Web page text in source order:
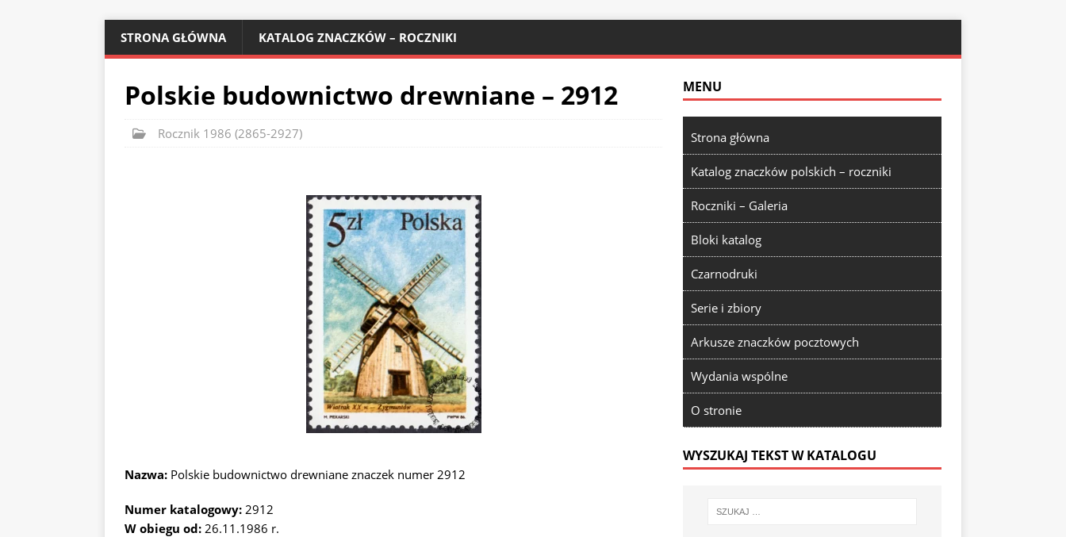
STRONA GŁÓWNA KATALOG ZNACZKÓW – ROCZNIKI
Polskie budownictwo drewniane – 2912
Rocznik 1986 (2865-2927)
Nazwa: Polskie budownictwo drewniane znaczek numer 2912
Numer katalogowy: 2912
W obiegu od: 26.11.1986 r.
MENU
Strona główna
Katalog znaczków polskich – roczniki
Roczniki – Galeria
Bloki katalog
Czarnodruki
Serie i zbiory
Arkusze znaczków pocztowych
Wydania wspólne
O stronie
WYSZUKAJ TEKST W KATALOGU